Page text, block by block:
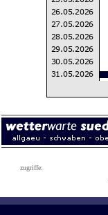
zugriffe: